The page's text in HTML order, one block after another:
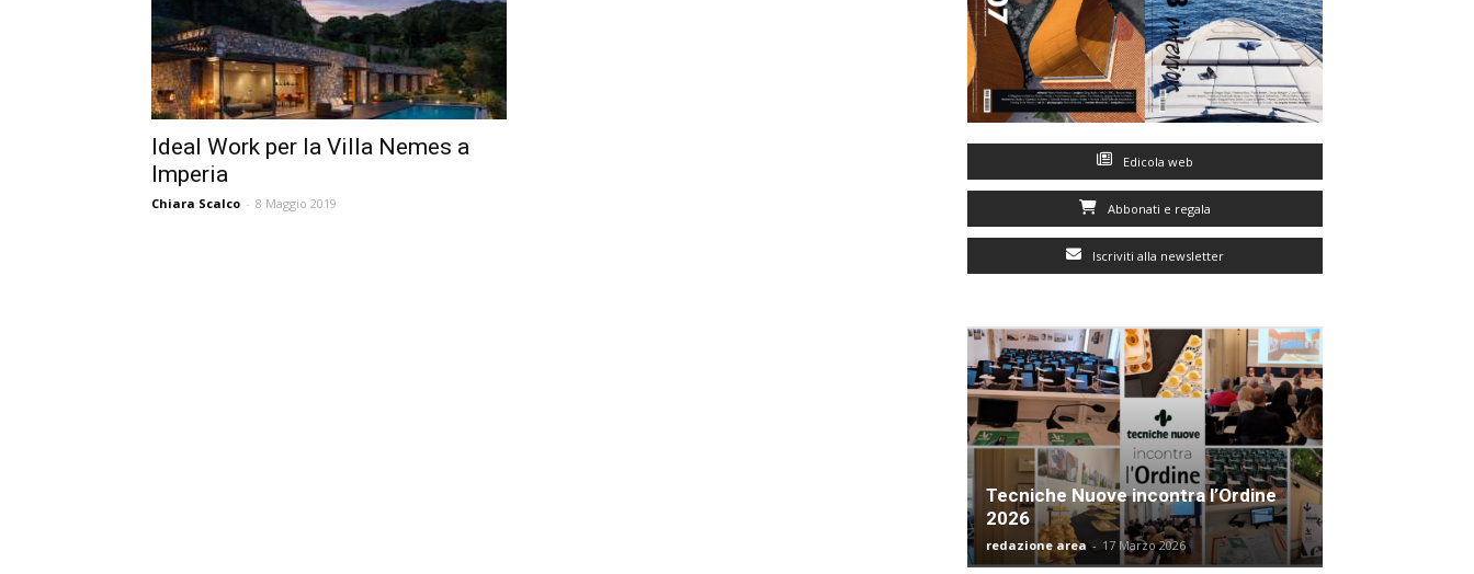
Ideal Work per la Villa Nemes a
Imperia
Chiara Scalco - 8 Maggio 2019
Edicola web
Abbonati e regala
Iscriviti alla newsletter
Tecniche Nuove incontra l’Ordine
2026
redazione area - 17 Marzo 2026